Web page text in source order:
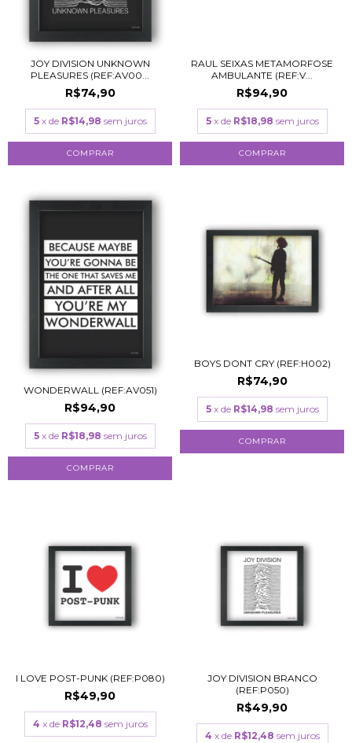
JOY DIVISION UNKNOWN
PLEASURES (REF:AV00...
R$74,90
5 x de R$14,98 sem juros
COMPRAR
RAUL SEIXAS METAMORFOSE
AMBULANTE (REF:V...
R$94,90
5 x de R$18,98 sem juros
COMPRAR
WONDERWALL (REF:AV051)
R$94,90
5 x de R$18,98 sem juros
COMPRAR
BOYS DONT CRY (REF:H002)
R$74,90
5 x de R$14,98 sem juros
COMPRAR
I LOVE POST-PUNK (REF:P080)
R$49,90
4 x de R$12,48 sem juros
JOY DIVISION BRANCO
(REF:P050)
R$49,90
4 x de R$12,48 sem juros